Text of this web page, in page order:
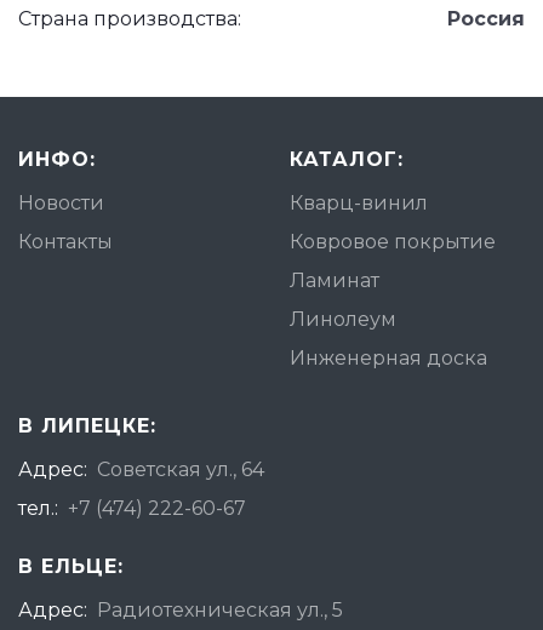
Страна производства:
Россия
ИНФО:
Новости
Контакты
КАТАЛОГ:
Кварц-винил
Ковровое покрытие
Ламинат
Линолеум
Инженерная доска
В ЛИПЕЦКЕ:
Адрес: Советская ул., 64
тел.: +7 (474) 222-60-67
В ЕЛЬЦЕ:
Адрес: Радиотехническая ул., 5